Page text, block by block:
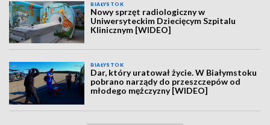
BIAŁYSTOK
Nowy sprzęt radiologiczny w
Uniwersyteckim Dziecięcym Szpitalu
Klinicznym [WIDEO]
BIAŁYSTOK
Dar, który uratował życie. W Białymstoku
pobrano narządy do przeszczepów od
młodego mężczyzny [WIDEO]